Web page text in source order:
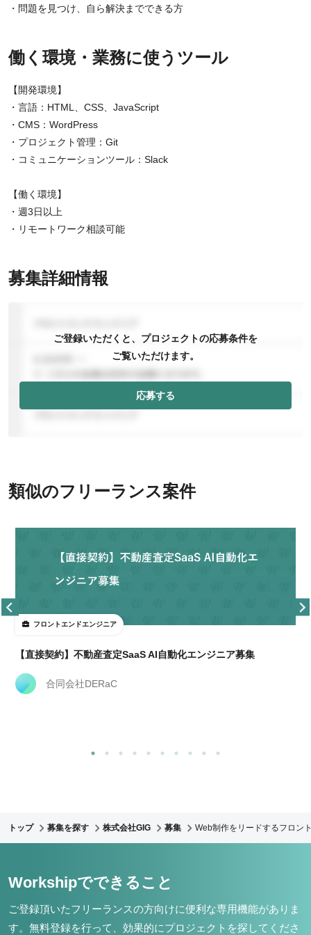
・問題を見つけ、自ら解決までできる方
働く環境・業務に使うツール
【開発環境】
・言語：HTML、CSS、JavaScript
・CMS：WordPress
・プロジェクト管理：Git
・コミュニケーションツール：Slack
【働く環境】
・週3日以上
・リモートワーク相談可能
募集詳細情報
ご登録いただくと、プロジェクトの応募条件を
ご覧いただけます。
応募する
類似のフリーランス案件
フロントエンドエンジニア
【直接契約】不動産査定SaaS AI自動化エンジニア募集
合同会社DERaC
トップ 募集を探す 株式会社GIG 募集 Web制作をリードするフロン
Workshipでできること
ご登録頂いたフリーランスの方向けに便利な専用機能がありま
す。 無料登録を行って、効果的にプロジェクトを探してくださ